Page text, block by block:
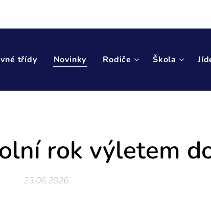
třídy Novinky Rodiče Škola
rok výletem
23.06.2026